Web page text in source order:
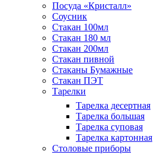
Посуда «Кристалл»
Соусник
Стакан 100мл
Стакан 180 мл
Стакан 200мл
Стакан пивной
Стаканы Бумажные
Стакан ПЭТ
Тарелки
Тарелка десертная
Тарелка большая
Тарелка суповая
Тарелка картонная
Столовые приборы